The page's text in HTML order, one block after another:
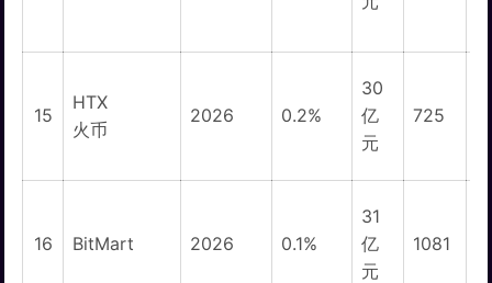
15
HTX
火币
2026 0.2%
30
亿
元
725
16 BitMart 2026 0.1%
31
亿
元
1081